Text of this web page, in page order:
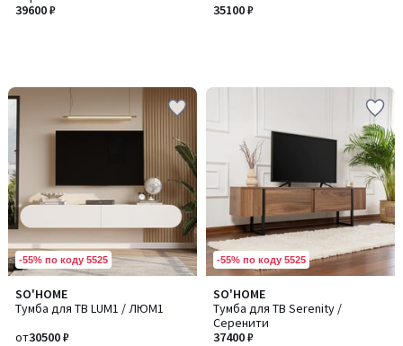
39600 ₽
35100 ₽
-55% по коду 5525
SO'HOME
Тумба для ТВ LUM1 / ЛЮМ1
от30500 ₽
Количество
цветов:
-55% по коду 5525
SO'HOME
Тумба для ТВ Serenity /
Серенити
37400 ₽